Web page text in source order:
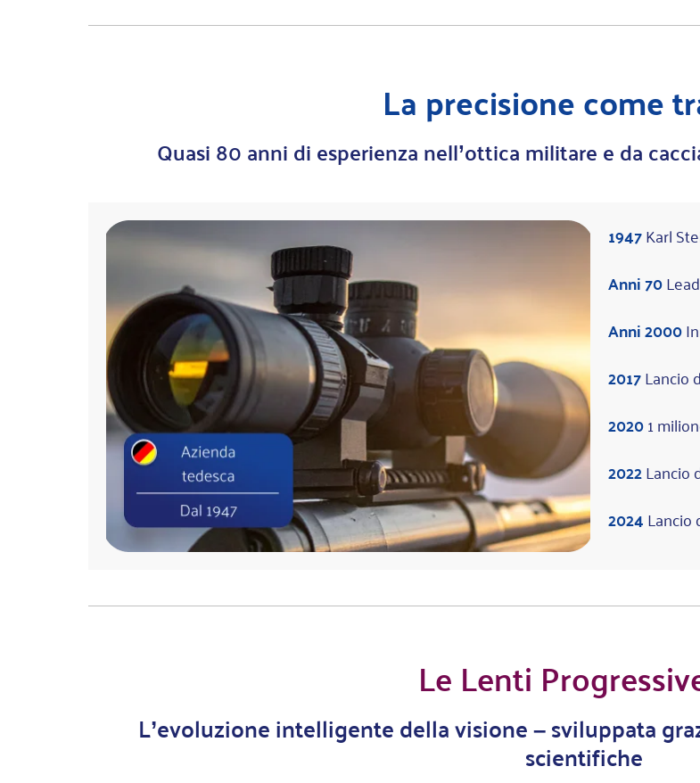
La precisione come
Quasi 80 anni di esperienza nell’ottica militare e da
1947Karl
Anni 70
Anni 2000
2017Lancio
20201
2022Lancio
2024Lancio
Le Lenti
L’evoluzione intelligente della visione – sviluppata
scientifiche